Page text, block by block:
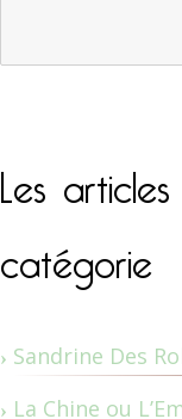
Les
catégorie
Sandrine Des
La Chine ou